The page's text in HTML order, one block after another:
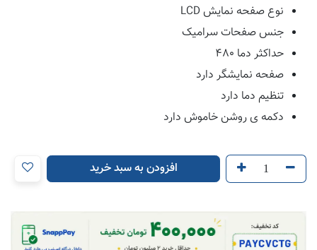
نوع صفحه نمایش LCD
جنس صفحات سرامیک
حداکثر دما 480
صفحه نمایشگر دارد
تنظیم دما دارد
دکمه ی روشن خاموش دارد
افزودن به سبد خرید